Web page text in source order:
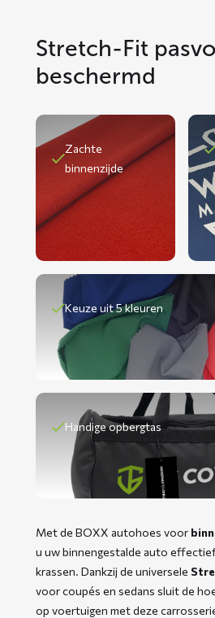
Stretch-Fit
beschermd
Zachte
binnenzijde
Keuze uit 5 kleuren
Handige opbergtas
Met de BOXX autohoes voor
u uw binnengestalde auto
krassen. Dankzij de universele
voor coupés en sedans sluit de
op voertuigen met deze